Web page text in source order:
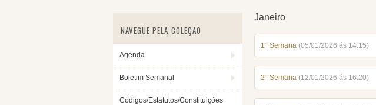
NAVEGUE PELA COLEÇÃO
Agenda
Boletim Semanal
Códigos/Estatutos/Constituições
Janeiro
1° Semana (05/01/2026 ás 14:15)
2° Semana (12/01/2026 ás 16:20)